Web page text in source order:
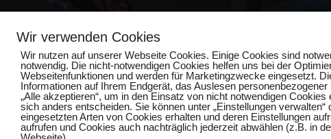
Wir verwenden Cookies
Wir nutzen auf unserer Webseite Cookies. Einige Cookies sind
notwendig. Die nicht-notwendigen Cookies helfen uns bei der
Webseitenfunktionen und werden für Marketingzwecke eingesetzt.
Informationen auf Ihrem Endgerät, das Auslesen
„Alle akzeptieren“, um in den Einsatz von nicht notwendigen Cookies
sich anders entscheiden. Sie können unter „Einstellungen
eingesetzten Arten von Cookies erhalten und deren Einstellungen
aufrufen und Cookies auch nachträglich jederzeit abwählen (z.B. in